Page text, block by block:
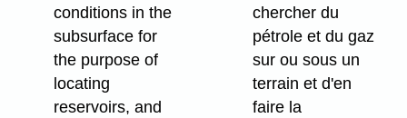
conditions in the
subsurface for
the purpose of
locating
reservoirs, and
chercher du
pétrole et du gaz
sur ou sous un
terrain et d'en
faire la